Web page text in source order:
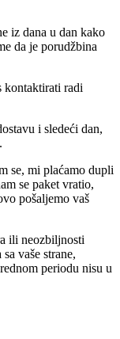
iz dana u dan kako
da je porudžbina
kontaktirati radi
i sledeći dan,
se, mi plaćamo dupli
se paket vratio,
pošaljemo vaš
ili neozbiljnosti
vaše strane,
periodu nisu u